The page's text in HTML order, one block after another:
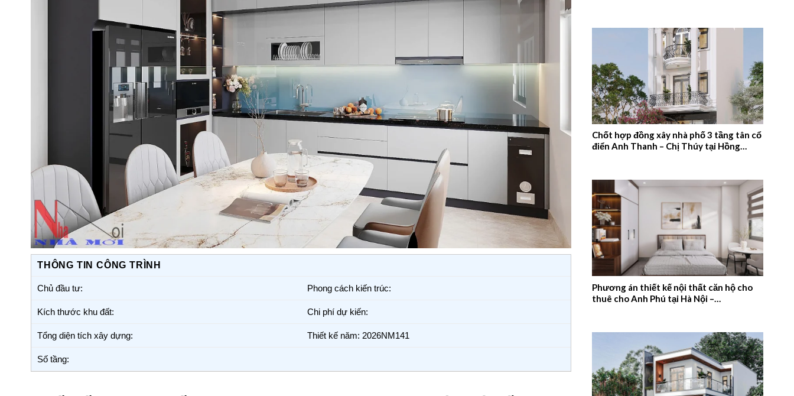
THÔNG TIN CÔNG TRÌNH
Chủ đầu tư: Phong cách kiến trúc:
Kích thước khu đất: Chi phí dự kiến:
Tổng diện tích xây dựng: Thiết kế năm: 2026NM141
Số tầng:
Chốt hợp đồng xây nhà phố 3 tầng tân cổ
điển Anh Thanh – Chị Thúy tại Hồng
Phương án thiết kế nội thất căn hộ cho
thuê cho Anh Phú tại Hà Nội –